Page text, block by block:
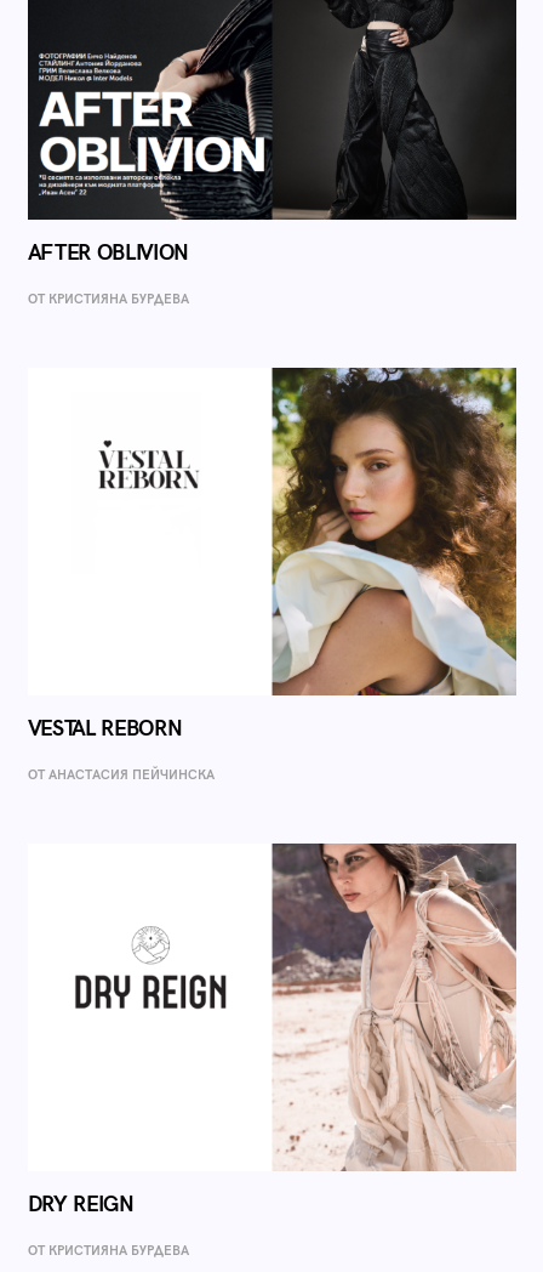
AFTER OBLIVION
ОТ КРИСТИЯНА БУРДЕВА
VESTAL REBORN
ОТ AНАСТАСИЯ ПЕЙЧИНСКА
DRY REIGN
ОТ КРИСТИЯНА БУРДЕВА